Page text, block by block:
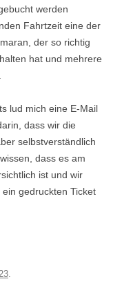
werden
Fahrtzeit eine der
der so richtig
hat und mehrere
lud mich eine E-Mail
dass wir die
selbstverständlich
dass es am
ist und wir
gedruckten Ticket